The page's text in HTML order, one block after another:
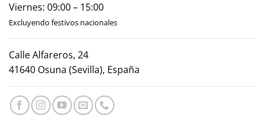
Viernes: 09:00 – 15:00
Excluyendo festivos nacionales
Calle Alfareros, 24
41640 Osuna (Sevilla), España